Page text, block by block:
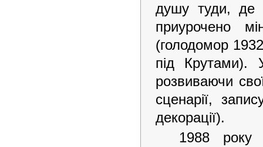
душу туди, де
приурочено
(голодомор
під Крутами).
розвиваючи
сценарії,
декорації).
1988 року